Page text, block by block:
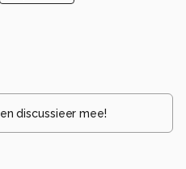
en discussieer mee!